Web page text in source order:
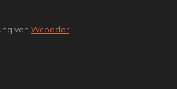
von Webador